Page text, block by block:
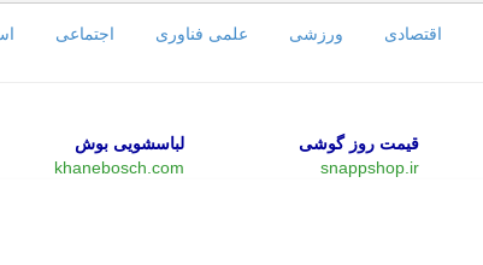
اقتصادی ورزشی علمی فناوری اجتماعی
قیمت روز گوشی
snappshop.ir
لباسشویی بوش
khanebosch.com